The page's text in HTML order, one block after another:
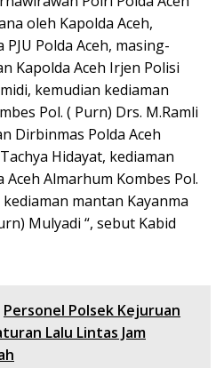
oleh Kapolda Aceh,
Polda Aceh, masing-
Kapolda Aceh Irjen Polisi
kemudian kediaman
Pol. ( Purn) Drs. M.Ramli
Dirbinmas Polda Aceh
Hidayat, kediaman
Aceh Almarhum Kombes Pol.
mantan Kayanma
Mulyadi “, sebut Kabid
Personel Polsek Kejuruan
Lalu Lintas Jam